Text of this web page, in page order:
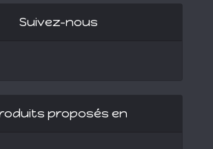
Suivez-nous
proposés en